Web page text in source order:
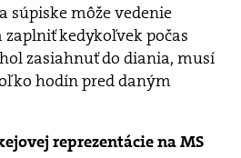
súpiske môže vedenie
kedykoľvek počas
zasiahnuť do diania, musí
hodín pred daným
reprezentácie na MS